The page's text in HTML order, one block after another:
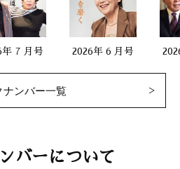
年 7 月号 2026年 6 月号
ナンバー一覧
バーについて